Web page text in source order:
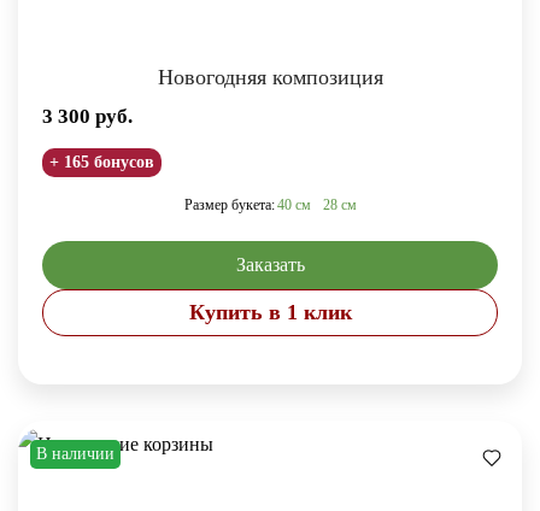
Новогодняя композиция
3 300 руб.
+ 165 бонусов
Размер букета:40 см 28 см
Заказать
Купить в 1 клик
В наличии